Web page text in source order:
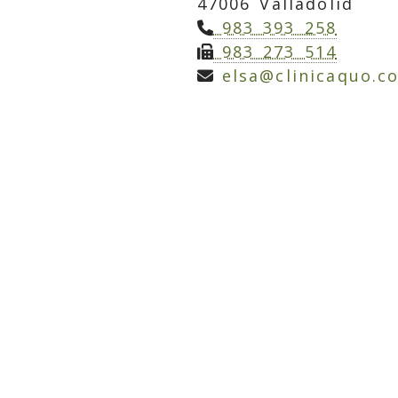
983 393 258
983 273 514
elsa